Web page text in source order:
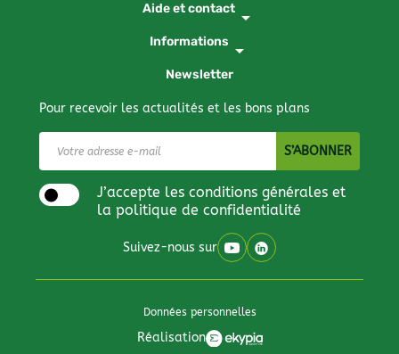
Aide et contact arrow_drop_down
Informations arrow_drop_down
Newsletter
Pour recevoir les actualités et les bons plans
J’accepte les conditions générales et
la politique de confidentialité
Suivez-nous sur
Données personnelles
Réalisation